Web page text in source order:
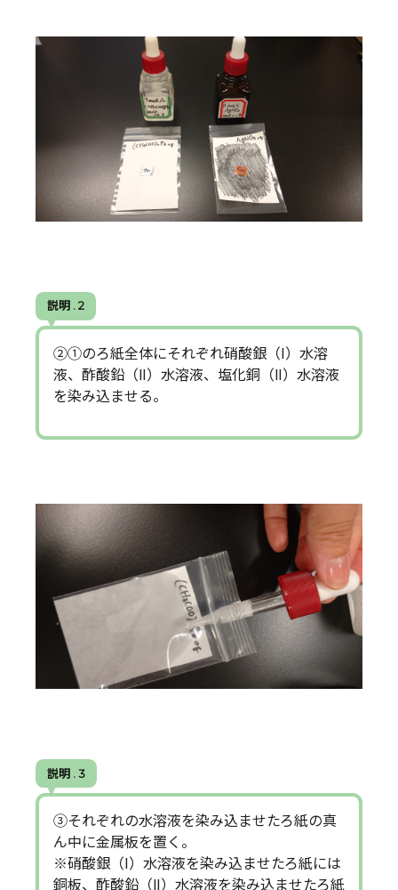
説明 . 2
②①のろ紙全体にそれぞれ硝酸銀（Ⅰ）水溶
液、酢酸鉛（Ⅱ）水溶液、塩化銅（Ⅱ）水溶液
を染み込ませる。
説明 . 3
③それぞれの水溶液を染み込ませたろ紙の真
ん中に金属板を置く。
※硝酸銀（Ⅰ）水溶液を染み込ませたろ紙には
銅板、酢酸鉛（Ⅱ）水溶液を染み込ませたろ紙